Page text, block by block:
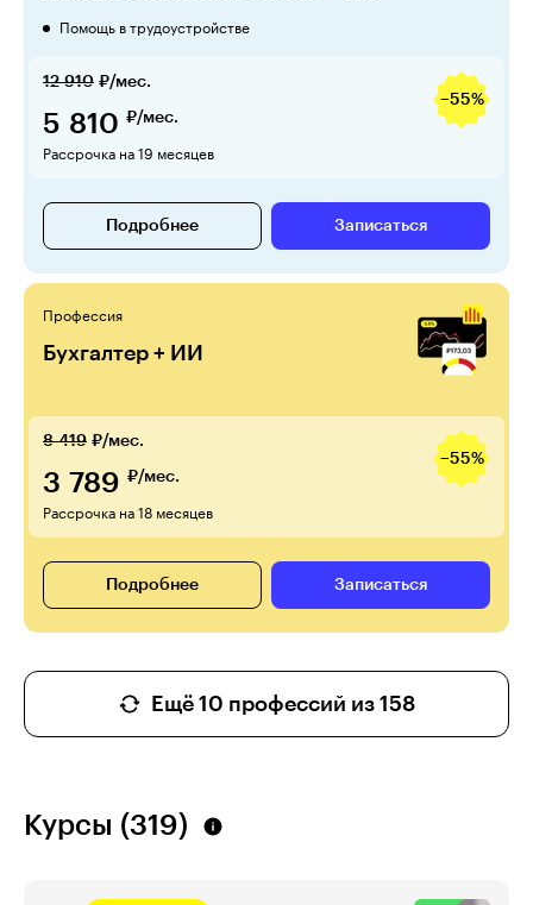
Помощь в трудоустройстве
12 910 ₽/мес.
−55%
5 810 ₽/мес.
Рассрочка на 19 месяцев
Подробнее Записаться
Профессия
Бухгалтер + ИИ
8 419 ₽/мес.
−55%
3 789 ₽/мес.
Рассрочка на 18 месяцев
Подробнее Записаться
Ещё 10 профессий из 158
Курсы (319)